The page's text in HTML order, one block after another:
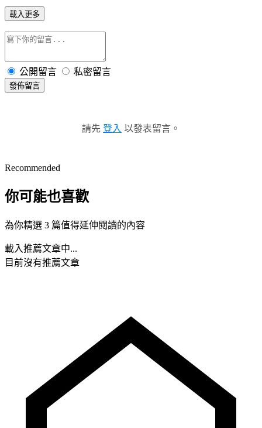
載入更多
公開留言 私密留言
發佈留言
請先 登入 以發表留言。
Recommended
你可能也喜歡
為你精選 3 篇值得延伸閱讀的內容
載入推薦文章中...
目前沒有推薦文章